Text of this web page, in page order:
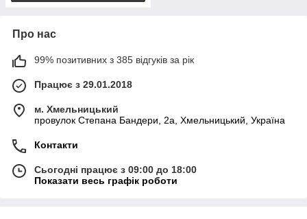
Про нас
99% позитивних з 385 відгуків за рік
Працює з 29.01.2018
м. Хмельницький
провулок Степана Бандери, 2a, Хмельницький, Україна
Контакти
Сьогодні працює з 09:00 до 18:00
Показати весь графік роботи